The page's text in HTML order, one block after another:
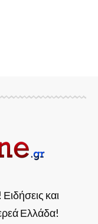
και
Ελλάδα!